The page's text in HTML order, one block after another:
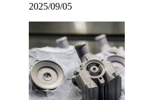
2025/09/05